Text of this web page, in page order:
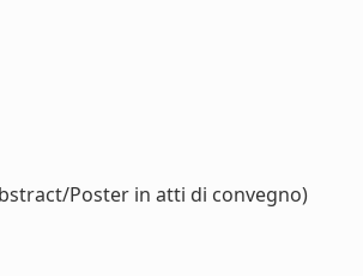
Poster in atti di convegno)